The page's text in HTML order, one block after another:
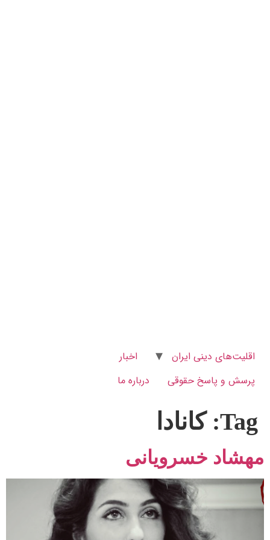
اقلیت‌های دینی ایران
اخبار
پرسش و پاسخ‌ حقوقی
درباره ما
Tag: کانادا
مهشاد خسرویانی